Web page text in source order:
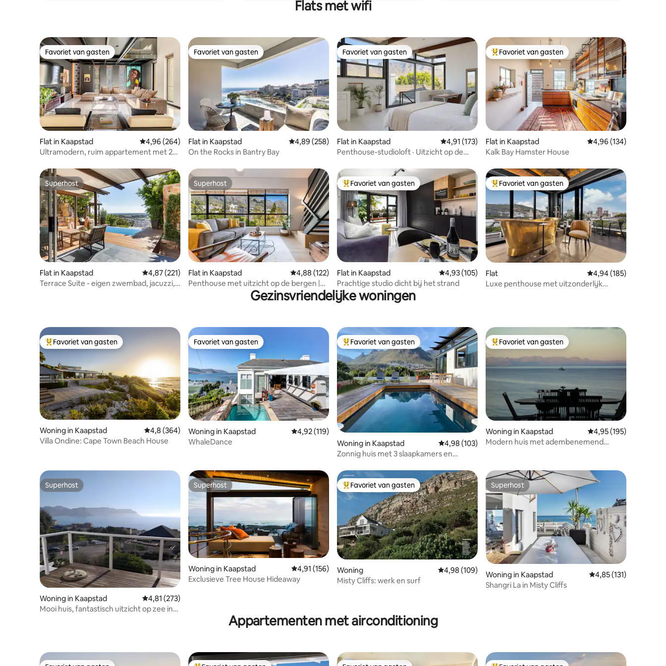
Flats met wifi
Favoriet van gasten
Favoriet van gasten
Flat in Kaapstad Gemiddelde beoordeling van 4,96 op 5, 264 recensies
4,96 (264)
Ultramodern, ruim appartement met 2
Favoriet van gasten
Favoriet van gasten
Flat in Kaapstad Gemiddelde beoordeling van 4,89 op 5, 258 recensies
4,89 (258)
On the Rocks in Bantry Bay
Favoriet van gasten
Favoriet van gasten
Flat in Kaapstad Gemiddelde beoordeling van 4,91 op 5, 173 recensies
4,91 (173)
Penthouse-studioloft · Uitzicht op de
Topfavoriet van gasten
Favoriet van gasten
Flat in Kaapstad Gemiddelde
4,96 (134)
Kalk Bay Hamster House
Superhost
Superhost
Flat in Kaapstad Gemiddelde beoordeling van 4,87 op 5, 221 recensies
4,87 (221)
Terrace Suite - eigen zwembad, jacuzzi,
Superhost
Superhost
Flat in Kaapstad Gemiddelde beoordeling van 4,88 op 5, 122 recensies
4,88 (122)
Penthouse met uitzicht op de bergen |
Veilig, 2 slaapkamers, uitzicht en
Topfavoriet van gasten
Favoriet van gasten
Flat in Kaapstad Gemiddelde beoordeling van 4,93 op 5, 105 recensies
4,93 (105)
Prachtige studio dicht bij het strand
Topfavoriet van gasten
Favoriet van gasten
Flat Gemiddelde
4,94 (185)
Luxe penthouse met uitzonderlijk
Gezinsvriendelijke woningen
Topfavoriet van gasten
Favoriet van gasten
Woning in Kaapstad Gemiddelde beoordeling van 4,8 op 5, 364 recensies
4,8 (364)
Villa Ondine: Cape Town Beach House
Favoriet van gasten
Favoriet van gasten
Woning in Kaapstad Gemiddelde beoordeling van 4,92 op 5, 119 recensies
4,92 (119)
WhaleDance
Topfavoriet van gasten
Favoriet van gasten
Woning in Kaapstad Gemiddelde beoordeling van 4,98 op 5, 103 recensies
4,98 (103)
Zonnig huis met 3 slaapkamers en
Topfavoriet van gasten
Favoriet van gasten
Woning in Kaapstad Gemiddelde
4,95 (195)
Modern huis met adembenemend
Superhost
Superhost
Woning in Kaapstad Gemiddelde beoordeling van 4,81 op 5, 273 recensies
4,81 (273)
Mooi huis, fantastisch uitzicht op zee in
Superhost
Superhost
Woning in Kaapstad Gemiddelde beoordeling van 4,91 op 5, 156 recensies
4,91 (156)
Exclusieve Tree House Hideaway
Topfavoriet van gasten
Favoriet van gasten
Woning Gemiddelde beoordeling van 4,98 op 5, 109 recensies
4,98 (109)
Misty Cliffs: werk en surf
Superhost
Superhost
Woning in Kaapstad Gemiddelde
4,85 (131)
Shangri La in Misty Cliffs
Appartementen met airconditioning